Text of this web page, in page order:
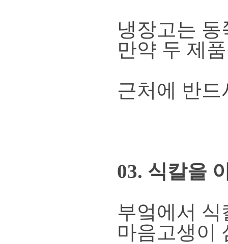
냉장고는
만약 두 제
근처에 반
03. 식칼을
부엌에서
마음고생이